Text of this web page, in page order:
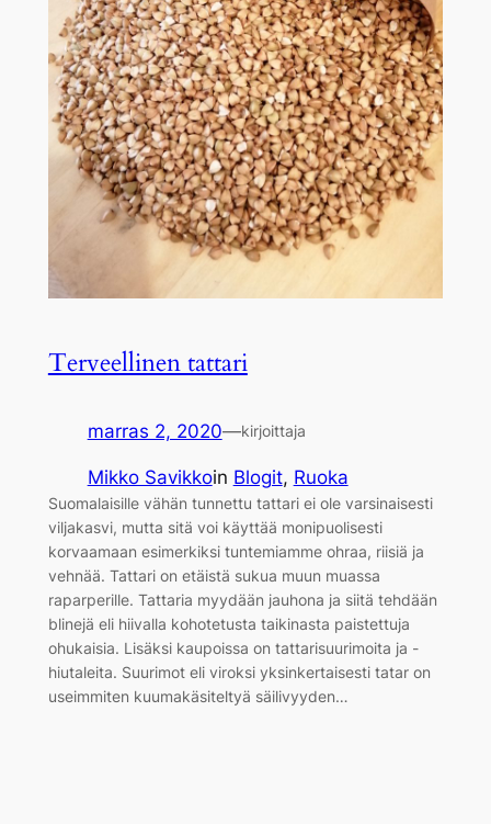
Terveellinen tattari
marras 2, 2020—kirjoittaja
Mikko Savikkoin Blogit, Ruoka
Suomalaisille vähän tunnettu tattari ei ole varsinaisesti
viljakasvi, mutta sitä voi käyttää monipuolisesti
korvaamaan esimerkiksi tuntemiamme ohraa, riisiä ja
vehnää. Tattari on etäistä sukua muun muassa
raparperille. Tattaria myydään jauhona ja siitä tehdään
blinejä eli hiivalla kohotetusta taikinasta paistettuja
ohukaisia. Lisäksi kaupoissa on tattarisuurimoita ja -
hiutaleita. Suurimot eli viroksi yksinkertaisesti tatar on
useimmiten kuumakäsiteltyä säilivyyden…